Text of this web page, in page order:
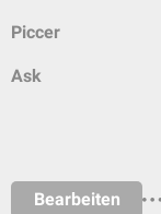
Piccer
Ask
Bearbeiten